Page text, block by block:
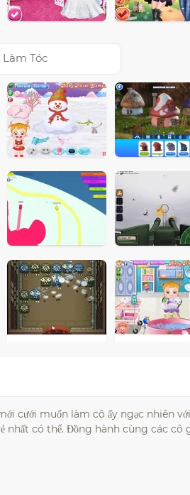
Làm Tóc
cưới muốn làm cô ấy ngạc nhiên
nhất có thể. Đồng hành cùng các cô